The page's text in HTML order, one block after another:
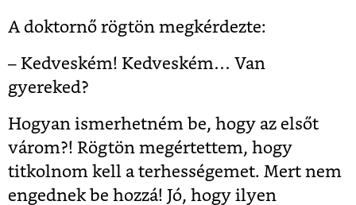
A doktornő rögtön megkérdezte:
– Kedveském! Kedveském… Van
gyereked?
Hogyan ismerhetném be, hogy az elsőt
várom?! Rögtön megértettem, hogy
titkolnom kell a terhességemet. Mert nem
engednek be hozzá! Jó, hogy ilyen